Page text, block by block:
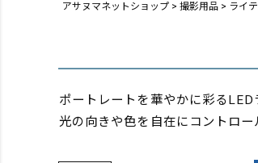
アサヌマネットショップ 撮影用品 ライ
ポートレートを華やかに彩るLED
光の向きや色を自在にコントロ